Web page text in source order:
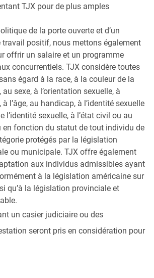
TJX pour de plus amples
de la porte ouverte et d’un
travail positif, nous mettons également
offrir un salaire et un programme
concurrentiels. TJX considère toutes
égard à la race, à la couleur de la
sexe, à l’orientation sexuelle, à
à l’âge, au handicap, à l’identité sexuelle
l’identité sexuelle, à l’état civil ou au
fonction du statut de tout individu de
protégés par la législation
ou municipale. TJX offre également
aux individus admissibles ayant
à la législation américaine sur
qu’à la législation provinciale et
un casier judiciaire ou des
seront pris en considération pour